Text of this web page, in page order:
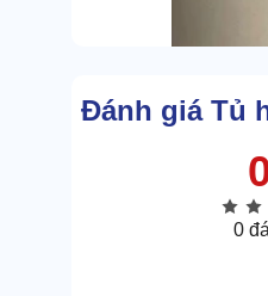
Đánh giá Tủ
0